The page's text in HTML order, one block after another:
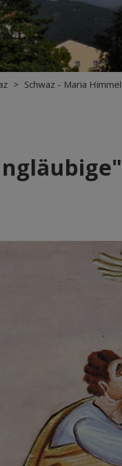
> Schwaz - Maria